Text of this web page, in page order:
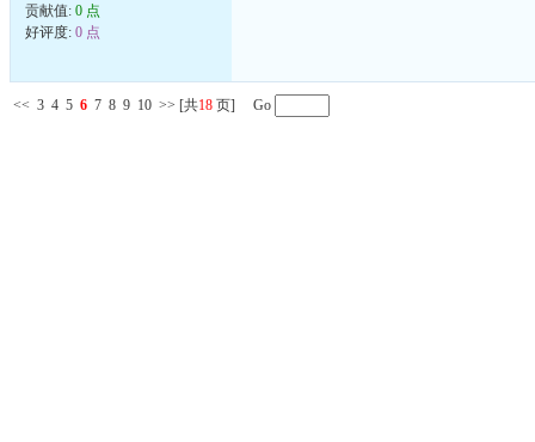
贡献值: 0 点
好评度: 0 点
<< 3 4 5 6 7 8 9 10 >> [共18 页] Go